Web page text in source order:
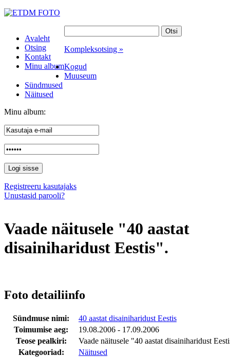
Avaleht
Otsing
Kontakt
Minu album
Kompleksotsing »
Kogud
Muuseum
Sündmused
Näitused
Minu album:
Registreeru kasutajaks
Unustasid parooli?
Vaade näitusele "40 aastat
disainiharidust Eestis".
Foto detailiinfo
Sündmuse nimi:
40 aastat disainiharidust Eestis
Toimumise aeg:
19.08.2006 - 17.09.2006
Teose pealkiri:
Vaade näitusele "40 aastat disainiharidust
Kategooriad:
Näitused